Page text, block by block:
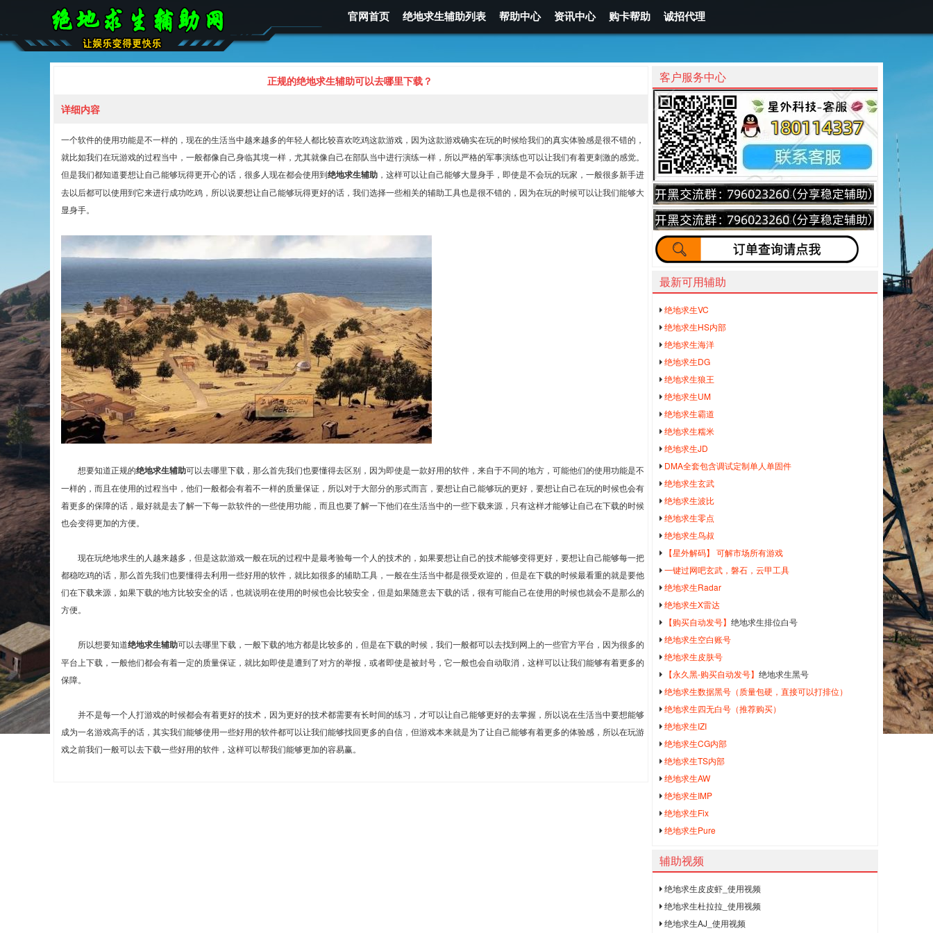
官网首页 绝地求生辅助列表 帮助中心 资讯中心 购卡帮助 诚招代理
正规的绝地求生辅助可以去哪里下载？
详细内容
一个软件的使用功能是不一样的，现在的生活当中越来越多的年轻人都比较喜欢吃鸡这款游戏，因为这款游戏确实在玩的时候给我们的真实体验感是很不错的，
就比如我们在玩游戏的过程当中，一般都像自己身临其境一样，尤其就像自己在部队当中进行演练一样，所以严格的军事演练也可以让我们有着更刺激的感觉。
但是我们都知道要想让自己能够玩得更开心的话，很多人现在都会使用到绝地求生辅助 ，这样可以让自己能够大显身手，即使是不会玩的玩家，一般很多新手进
去以后都可以使用到它来进行成功吃鸡，所以说要想让自己能够玩得更好的话，我们选择一些相关的辅助工具也是很不错的，因为在玩的时候可以让我们能够大
显身手。
想要知道正规的绝地求生辅助可以去哪里下载，那么首先我们也要懂得去区别，因为即使是一款好用的软件，来自于不同的地方，可能他们的使用功能是不
一样的，而且在使用的过程当中，他们一般都会有着不一样的质量保证，所以对于大部分的形式而言，要想让自己能够玩的更好，要想让自己在玩的时候也会有
着更多的保障的话，最好就是去了解一下每一款软件的一些使用功能，而且也要了解一下他们在生活当中的一些下载来源，只有这样才能够让自己在下载的时候
也会变得更加的方便。
现在玩绝地求生的人越来越多，但是这款游戏一般在玩的过程中是最考验每一个人的技术的，如果要想让自己的技术能够变得更好，要想让自己能够每一把
都稳吃鸡的话，那么首先我们也要懂得去利用一些好用的软件，就比如很多的辅助工具，一般在生活当中都是很受欢迎的，但是在下载的时候最看重的就是要他
们在下载来源，如果下载的地方比较安全的话，也就说明在使用的时候也会比较安全，但是如果随意去下载的话，很有可能自己在使用的时候也就会不是那么的
方便。
所以想要知道绝地求生辅助可以去哪里下载，一般下载的地方都是比较多的，但是在下载的时候，我们一般都可以去找到网上的一些官方平台，因为很多的
平台上下载，一般他们都会有着一定的质量保证，就比如即使是遭到了对方的举报，或者即使是被封号，它一般也会自动取消，这样可以让我们能够有着更多的
保障。
并不是每一个人打游戏的时候都会有着更好的技术，因为更好的技术都需要有长时间的练习，才可以让自己能够更好的去掌握，所以说在生活当中要想能够
成为一名游戏高手的话，其实我们能够使用一些好用的软件都可以让我们能够找回更多的自信，但游戏本来就是为了让自己能够有着更多的体验感，所以在玩游
戏之前我们一般可以去下载一些好用的软件，这样可以帮我们能够更加的容易赢。
客户服务中心
最新可用辅助
绝地求生VC
绝地求生HS内部
绝地求生海洋
绝地求生DG
绝地求生狼王
绝地求生UM
绝地求生霸道
绝地求生糯米
绝地求生JD
DMA全套包含调试定制单人单固件
绝地求生玄武
绝地求生波比
绝地求生零点
绝地求生鸟叔
【星外解码】 可解市场所有游戏
一键过网吧玄武，磐石，云甲工具
绝地求生Radar
绝地求生X雷达
【购买自动发号】 绝地求生排位白号
绝地求生空白账号
绝地求生皮肤号
【永久黑-购买自动发号】 绝地求生黑号
绝地求生数据黑号（质量包硬，直接可以打排位）
绝地求生四无白号（推荐购买）
绝地求生IZI
绝地求生CG内部
绝地求生TS内部
绝地求生AW
绝地求生IMP
绝地求生Fix
绝地求生Pure
辅助视频
绝地求生皮皮虾_使用视频
绝地求生杜拉拉_使用视频
绝地求生AJ_使用视频